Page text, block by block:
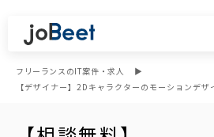
フリーランスのIT案件・求人
【デザイナー】2Dキャラクターのモーションデザ